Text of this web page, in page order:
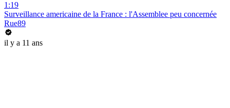
1:19
Surveillance americaine de la France : l'Assemblee peu concernée
Rue89
il y a 11 ans